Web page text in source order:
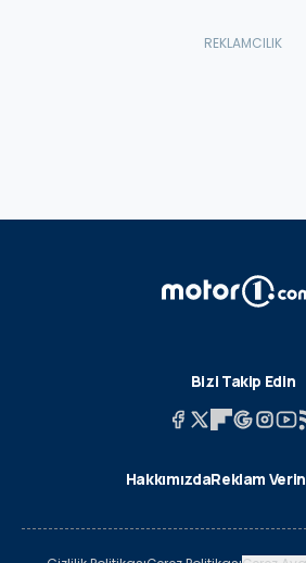
Bizi Takip Edin
HakkımızdaReklam Verin